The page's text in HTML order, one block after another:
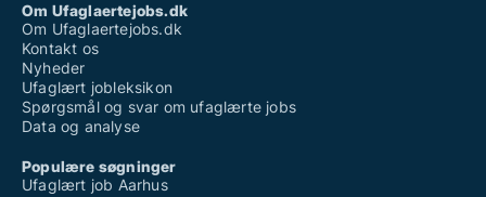
Om Ufaglaertejobs.dk
Om Ufaglaertejobs.dk
Kontakt os
Nyheder
Ufaglært jobleksikon
Spørgsmål og svar om ufaglærte jobs
Data og analyse
Populære søgninger
Ufaglært job Aarhus